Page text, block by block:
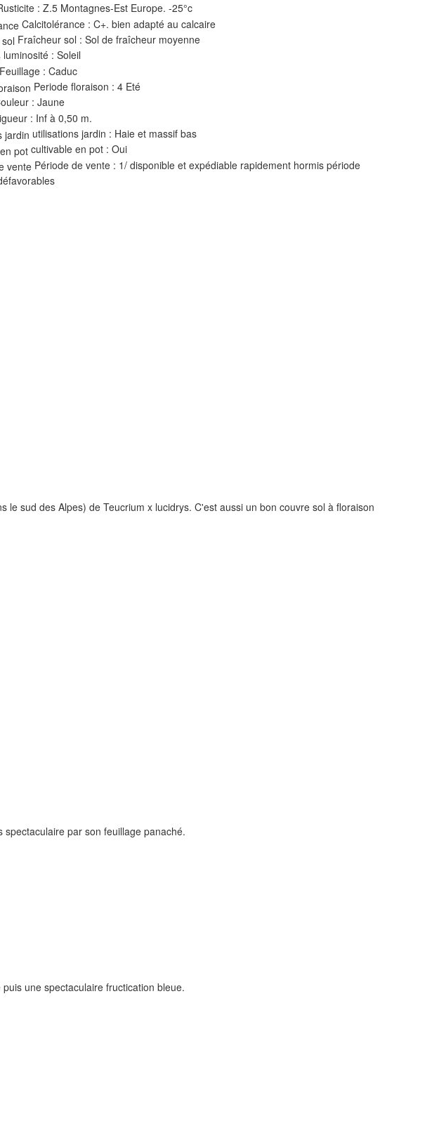
: Z.5 Montagnes-Est Europe. -25°c
Calcitolérance : C+. bien adapté au calcaire
Fraîcheur sol : Sol de fraîcheur moyenne
luminosité : Soleil
: Caduc
Periode floraison : 4 Eté
: Jaune
: Inf à 0,50 m.
utilisations jardin : Haie et massif bas
cultivable en pot : Oui
Période de vente : 1/ disponible et expédiable rapidement hormis période
sud des Alpes) de Teucrium x lucidrys. C'est aussi un bon couvre sol à floraison
par son feuillage panaché.
une spectaculaire fructication bleue.